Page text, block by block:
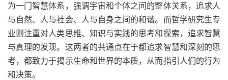
为一门智慧体系，强调宇宙和个体之间的整体关系，追求人
与自然、人与社会、人与自身之间的和谐。而哲学研究生专
业则注重对人类思维、知识与实践的思考和探索，追求智慧
与真理的发现。这两者的共通点在于都追求智慧和深刻的思
考，都致力于揭示生命和世界的本质，从而指引人们的行为
和决策。